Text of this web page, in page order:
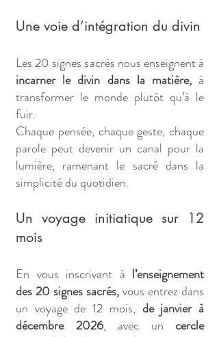
Une voie d’intégration du divin
Les 20 signes sacrés nous enseignent à
incarner le divin dans la matière,à
transformer le monde plutôt qu’à le
fuir.
Chaque pensée, chaque geste, chaque
parole peut devenir un canal pour la
lumière, ramenant le sacré dans la
simplicité du quotidien.
Un voyage initiatique sur 12
mois
En vous inscrivant à l’enseignement
des 20 signes sacrés,vous entrez dans
un voyage de 12 mois, de janvier à
décembre 2026, avec un cercle